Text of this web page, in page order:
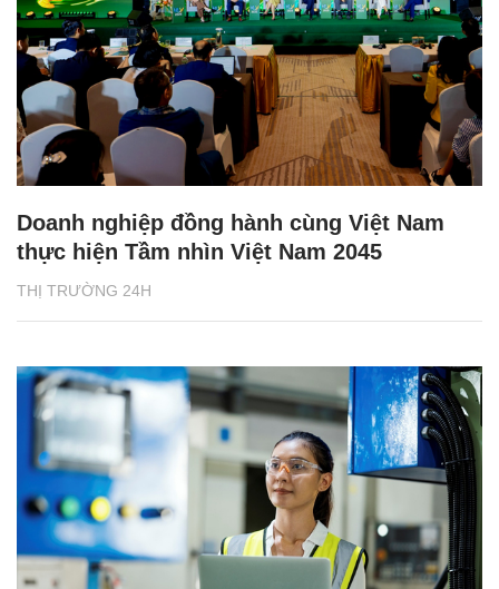
THỊ TRƯỜNG 24H
Doanh nghiệp đồng hành cùng Việt Nam
thực hiện Tầm nhìn Việt Nam 2045